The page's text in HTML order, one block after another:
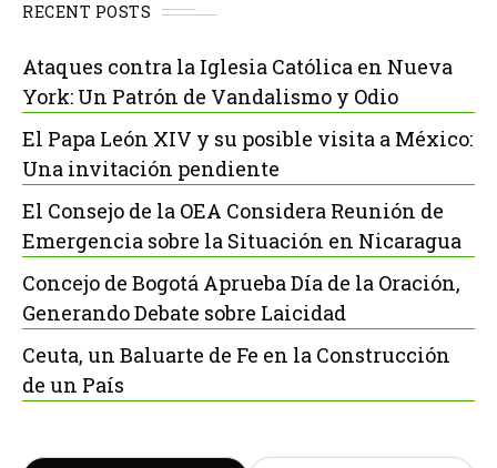
RECENT POSTS
Ataques contra la Iglesia Católica en Nueva
York: Un Patrón de Vandalismo y Odio
El Papa León XIV y su posible visita a México:
Una invitación pendiente
El Consejo de la OEA Considera Reunión de
Emergencia sobre la Situación en Nicaragua
Concejo de Bogotá Aprueba Día de la Oración,
Generando Debate sobre Laicidad
Ceuta, un Baluarte de Fe en la Construcción
de un País